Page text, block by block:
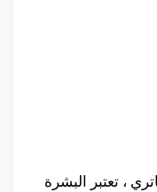
، تعتبر البشرة